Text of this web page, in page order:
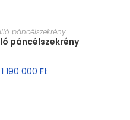
páncélszekrény
páncélszekrény
1 190 000 Ft